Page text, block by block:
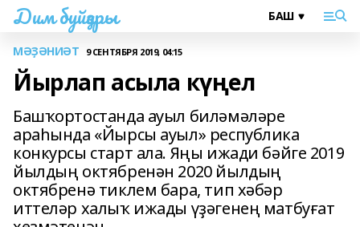
Дим буйҙары
МӘҘӘНИӘТ 9 СЕНТЯБРЯ 2019, 04:15
Йырлап асыла күңел
Башҡортостанда ауыл биләмәләре
араһында «Йырсы ауыл» республика
конкурсы старт ала. Яңы ижади бәйге 2019
йылдың октябренән 2020 йылдың
октябренә тиклем бара, тип хәбәр
иттеләр халыҡ ижады үҙәгенең матбуғат